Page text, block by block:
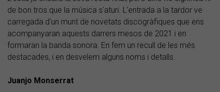
de bon tros que la música s'aturi. L'entrada a la tardor ve
carregada d'un munt de novetats discogràfiques que ens
acompanyaran aquests darrers mesos de 2021 i en
formaran la banda sonora. En fem un recull de les més
destacades, i en desvelem alguns noms i detalls.
Juanjo Monserrat